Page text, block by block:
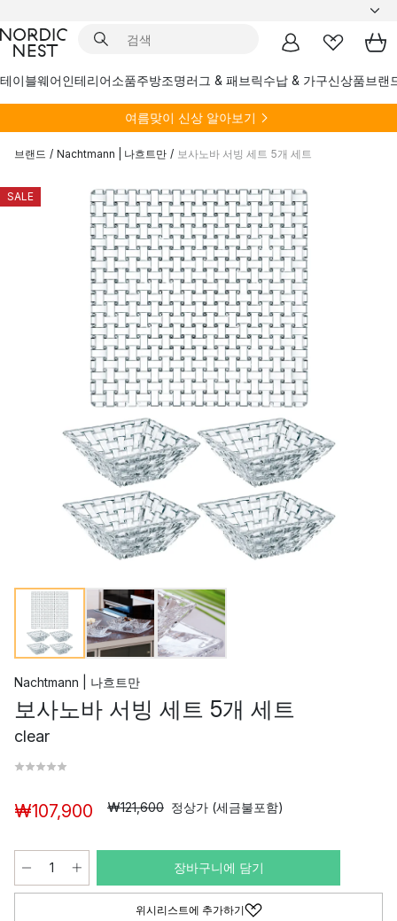
테이블웨어인테리어소품주방조명러그 & 패브릭수납 & 가구신상품브랜
여름맞이 신상 알아보기
브랜드 / Nachtmann | 나흐트만 / 보사노바 서빙 세트 5개 세트
SALE
Nachtmann | 나흐트만
보사노바 서빙 세트 5개 세트
clear
₩107,900 ₩121,600 정상가 (세금불포함)
장바구니에 담기
위시리스트에 추가하기